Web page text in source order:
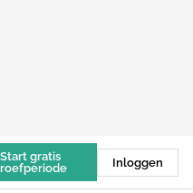
Start gratis
Inloggen